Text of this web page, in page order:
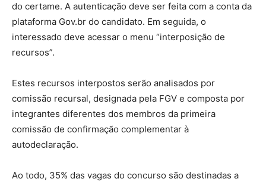
do certame. A autenticação deve ser feita com a conta da
plataforma Gov.br do candidato. Em seguida, o
interessado deve acessar o menu “interposição de
recursos”.
Estes recursos interpostos serão analisados por
comissão recursal, designada pela FGV e composta por
integrantes diferentes dos membros da primeira
comissão de confirmação complementar à
autodeclaração.
Ao todo, 35% das vagas do concurso são destinadas a